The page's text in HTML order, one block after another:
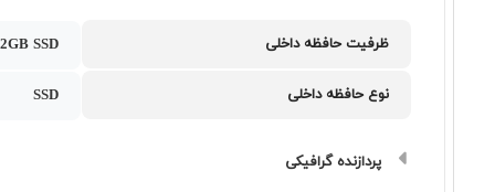
ظرفیت حافظه داخلی SSD
نوع حافظه داخلی SSD
پردازنده گرافیکی